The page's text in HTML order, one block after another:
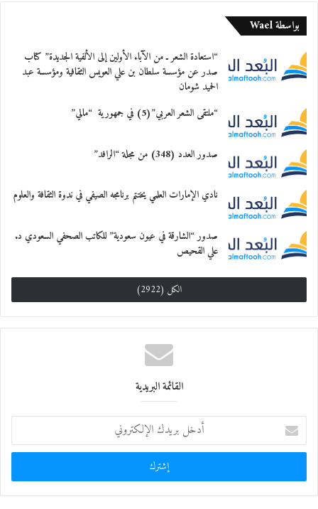
بواسطة Wael
“استعادة الشعر ـ من الآباء الأولين إلى الألفية الجديدة” كتاب
صدر عن مؤسسة سلطان بن علي العويس الثقافية ومؤسسة عبد
الحميد شومان
“ملتقى الشعر العربي”(5) في جمهورية “مالي”
صدور العدد (348) من مجلة “الرافد”
نادي الإمارات العلمي يختتم برنامجه الصيفي في ندوة الثقافة والعلوم
صدور “الشارقة في عيون سعودية” للكاتب الصحفي السعودي د.
علي القحيص
الكل (2922)
القائمة البريدية
خ
ب
ر